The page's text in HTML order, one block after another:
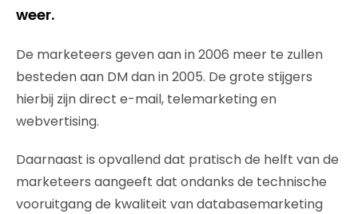
weer.
De marketeers geven aan in 2006 meer te zullen
besteden aan DM dan in 2005. De grote stijgers
hierbij zijn direct e-mail, telemarketing en
webvertising.
Daarnaast is opvallend dat pratisch de helft van de
marketeers aangeeft dat ondanks de technische
vooruitgang de kwaliteit van databasemarketing